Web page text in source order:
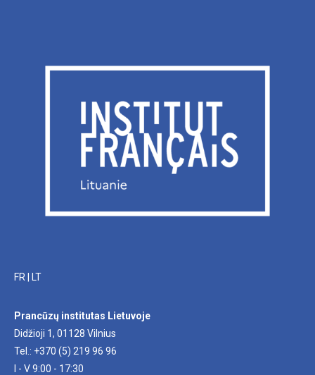
FR LT
Prancūzų institutas Lietuvoje
Didžioji 1, 01128 Vilnius
Tel.: +370 (5) 219 96 96
I - V 9:00 - 17:30